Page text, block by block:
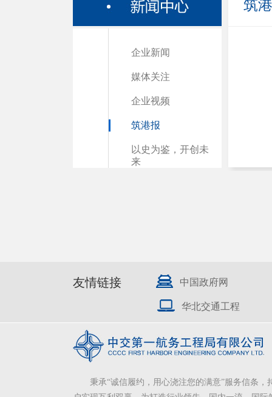
企业新闻
媒体关注
企业视频
筑港报
以史为鉴，开创未
来
筑
友情链接 中国政府网
华北交通工程
秉承“诚信履约，用心浇注您的满意”服务信条，